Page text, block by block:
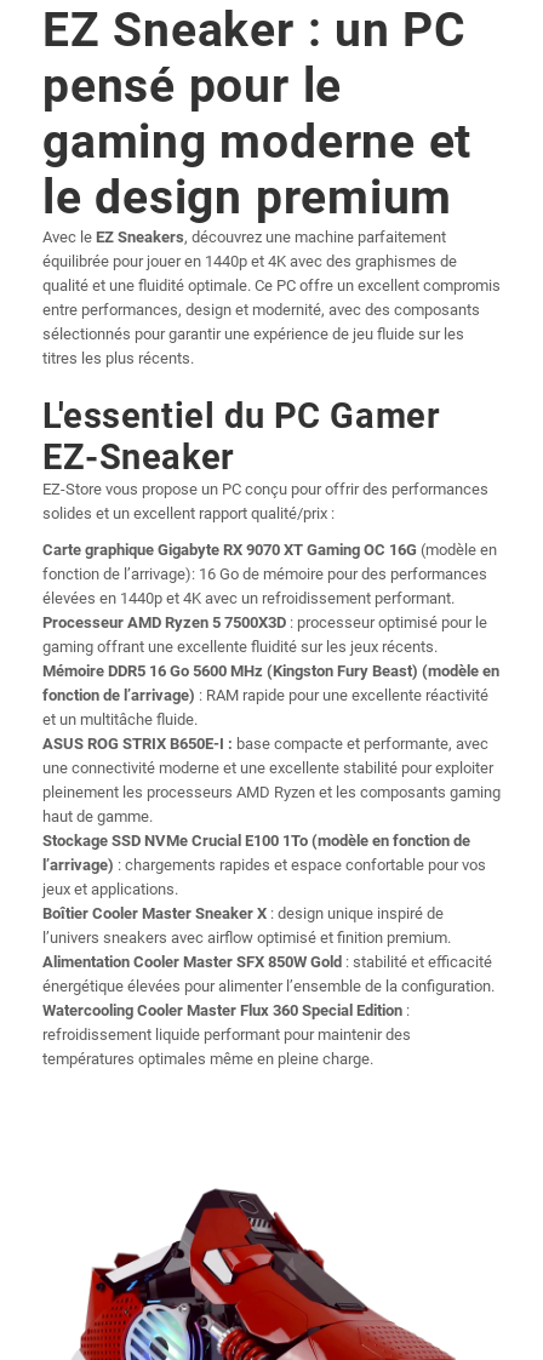
EZ Sneaker : un PC
pensé pour le
gaming moderne et
le design premium
Avec le EZ Sneakers, découvrez une machine parfaitement
équilibrée pour jouer en 1440p et 4K avec des graphismes de
qualité et une fluidité optimale. Ce PC offre un excellent compromis
entre performances, design et modernité, avec des composants
sélectionnés pour garantir une expérience de jeu fluide sur les
titres les plus récents.
L'essentiel du PC Gamer
EZ-Sneaker
EZ-Store vous propose un PC conçu pour offrir des performances
solides et un excellent rapport qualité/prix :
Carte graphique Gigabyte RX 9070 XT Gaming OC 16G (modèle en
fonction de l’arrivage): 16 Go de mémoire pour des performances
élevées en 1440p et 4K avec un refroidissement performant.
Processeur AMD Ryzen 5 7500X3D : processeur optimisé pour le
gaming offrant une excellente fluidité sur les jeux récents.
Mémoire DDR5 16 Go 5600 MHz (Kingston Fury Beast) (modèle en
fonction de l’arrivage) : RAM rapide pour une excellente réactivité
et un multitâche fluide.
ASUS ROG STRIX B650E-I : base compacte et performante, avec
une connectivité moderne et une excellente stabilité pour exploiter
pleinement les processeurs AMD Ryzen et les composants gaming
haut de gamme.
Stockage SSD NVMe Crucial E100 1To (modèle en fonction de
l’arrivage) : chargements rapides et espace confortable pour vos
jeux et applications.
Boîtier Cooler Master Sneaker X : design unique inspiré de
l’univers sneakers avec airflow optimisé et finition premium.
Alimentation Cooler Master SFX 850W Gold : stabilité et efficacité
énergétique élevées pour alimenter l’ensemble de la configuration.
Watercooling Cooler Master Flux 360 Special Edition :
refroidissement liquide performant pour maintenir des
températures optimales même en pleine charge.